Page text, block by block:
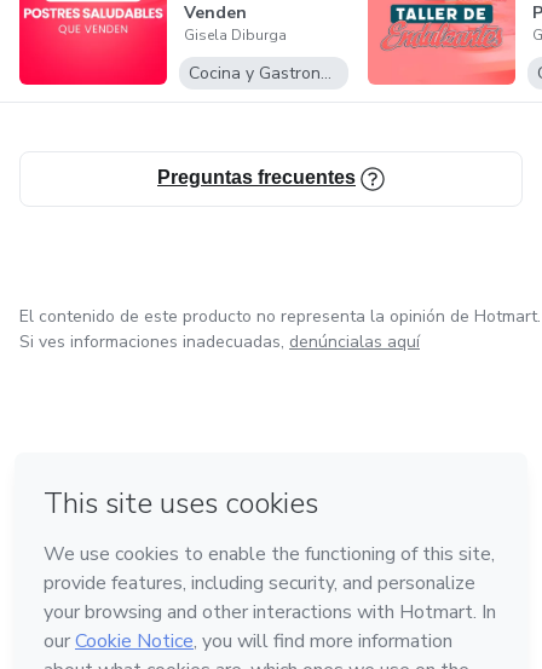
Venden
Gisela Diburga
Cocina y Gastronomía
Preguntas frecuentes
El contenido de este producto no representa la opinión de Hotmart.
Si ves informaciones inadecuadas, denúncialas aquí
Hecho con ❤ en Belo Horizonte